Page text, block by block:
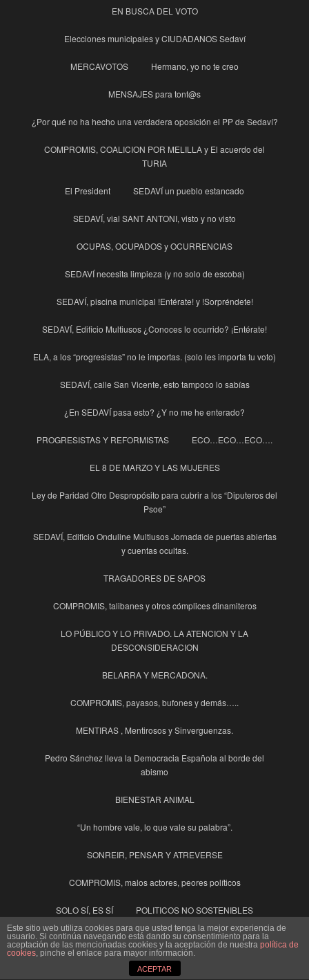
EN BUSCA DEL VOTO
Elecciones municipales y CIUDADANOS Sedaví
MERCAVOTOS Hermano, yo no te creo
MENSAJES para tont@s
¿Por qué no ha hecho una verdadera oposición el PP de Sedaví?
COMPROMIS, COALICION POR MELILLA y El acuerdo del
TURIA
El President SEDAVÍ un pueblo estancado
SEDAVÍ, vial SANT ANTONI, visto y no visto
OCUPAS, OCUPADOS y OCURRENCIAS
SEDAVÍ necesita limpieza (y no solo de escoba)
SEDAVÍ, piscina municipal !Entérate! y !Sorpréndete!
SEDAVÍ, Edificio Multiusos ¿Conoces lo ocurrido? ¡Entérate!
ELA, a los “progresistas” no le importas. (solo les importa tu voto)
SEDAVÍ, calle San Vicente, esto tampoco lo sabías
¿En SEDAVÍ pasa esto? ¿Y no me he enterado?
PROGRESISTAS Y REFORMISTAS ECO…ECO…ECO….
EL 8 DE MARZO Y LAS MUJERES
Ley de Paridad Otro Despropósito para cubrir a los “Diputeros del
Psoe”
SEDAVÍ, Edificio Onduline Multiusos Jornada de puertas abiertas
y cuentas ocultas.
TRAGADORES DE SAPOS
COMPROMIS, talibanes y otros cómplices dinamiteros
LO PÚBLICO Y LO PRIVADO. LA ATENCION Y LA
DESCONSIDERACION
BELARRA Y MERCADONA.
COMPROMIS, payasos, bufones y demás…..
MENTIRAS , Mentirosos y Sinverguenzas.
Pedro Sánchez lleva la Democracia Española al borde del
abismo
BIENESTAR ANIMAL
“Un hombre vale, lo que vale su palabra”.
SONREIR, PENSAR Y ATREVERSE
COMPROMIS, malos actores, peores políticos
SOLO SÍ, ES SÍ POLITICOS NO SOSTENIBLES
¿Es esto una Democracia?
Progresismo viene de Progreso ¿Realmente estamos
Este sitio web utiliza cookies para que usted tenga la mejor experiencia de
usuario. Si continúa navegando está dando su consentimiento para la
aceptación de las mencionadas cookies y la aceptación de nuestra política de
cookies, pinche el enlace para mayor información.
ACEPTAR